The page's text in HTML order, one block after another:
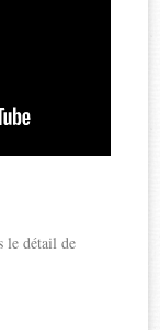
le détail de